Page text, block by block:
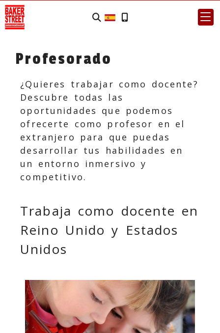
Profesorado
¿Quieres trabajar como docente?
Descubre todas las
oportunidades que podemos
ofrecerte como profesor en el
extranjero para que puedas
desarrollar tus habilidades en
un entorno inmersivo y
competitivo.
Trabaja como docente en
Reino Unido y Estados
Unidos
Anterior